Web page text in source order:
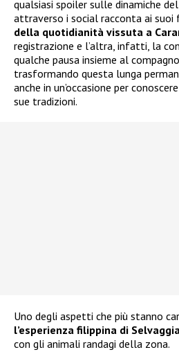
qualsiasi spoiler sulle dinamiche
attraverso i social racconta ai
della quotidianità vissuta a
registrazione e l’altra, infatti, la
qualche pausa insieme al compagno
trasformando questa lunga
anche in un’occasione per
sue tradizioni.
Uno degli aspetti che più stanno
l’esperienza filippina di
con gli animali randagi della zona.